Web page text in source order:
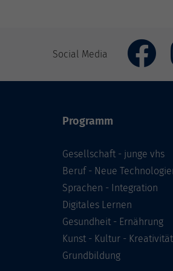
Social Media
Programm
Gesellschaft - junge vhs
Beruf - Neue
Sprachen - Integration
Digitales Lernen
Gesundheit - Ernährung
Kunst - Kultur - Kreativität
Grundbildung